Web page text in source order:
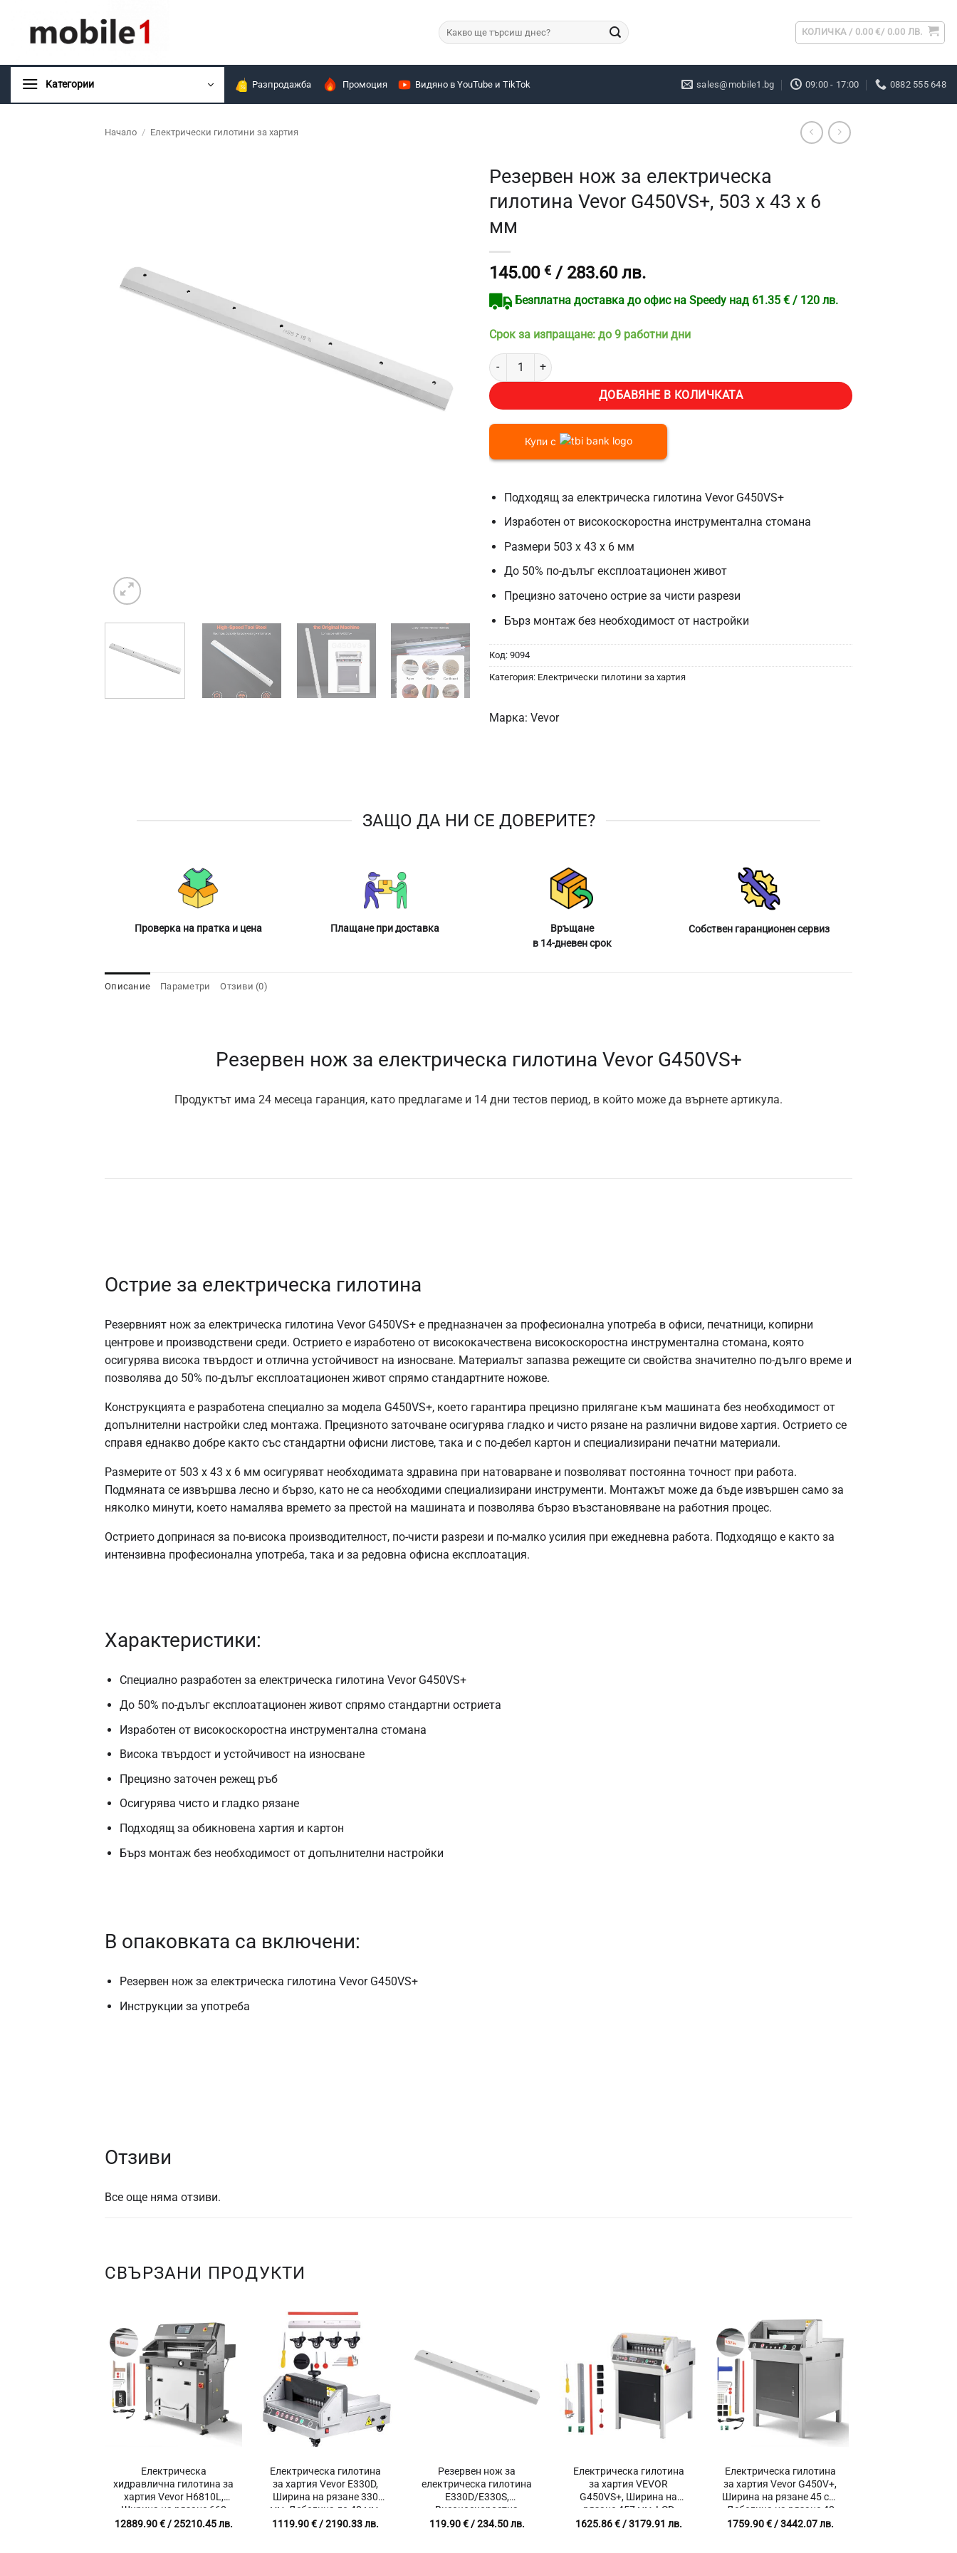
content
Търсене
за:
КОЛИЧКА / 0.00€/ 0.00 ЛВ.
Kатегории Разпродажба Промоция Видяно в YouTube и TikTok sales@mobile1.bg 09:00 - 17:00 0882 555 648
Начало / Електрически гилотини за хартия
Резервен нож за електрическа
гилотина Vevor G450VS+, 503 x 43 x 6
мм
145.00 € / 283.60 лв.
Безплатна доставка до офис на Speedy над 61.35 € / 120 лв.
Срок за изпращане: до 9 работни дни
количество за Резервен нож за електрическа гилотина Vevor G450VS+, 503 x 43 x 6 мм
ДОБАВЯНЕ В КОЛИЧКАТА
Купи с
Подходящ за електрическа гилотина Vevor G450VS+
Изработен от високоскоростна инструментална стомана
Размери 503 x 43 x 6 мм
До 50% по-дълъг експлоатационен живот
Прецизно заточено острие за чисти разрези
Бърз монтаж без необходимост от настройки
Код: 9094
Категория: Електрически гилотини за хартия
Марка: Vevor
ЗАЩО ДА НИ СЕ ДОВЕРИТЕ?
Проверка на пратка и цена Плащане при доставка
Връщане
в 14-дневен срок
Собствен гаранционен сервиз
Описание Параметри Отзиви (0)
Резервен нож за електрическа гилотина Vevor G450VS+
Продуктът има 24 месеца гаранция, като предлагаме и 14 дни тестов период, в който може да върнете артикула.
Острие за електрическа гилотина
Резервният нож за електрическа гилотина Vevor G450VS+ е предназначен за професионална употреба в офиси, печатници, копирни
центрове и производствени среди. Острието е изработено от висококачествена високоскоростна инструментална стомана, която
осигурява висока твърдост и отлична устойчивост на износване. Материалът запазва режещите си свойства значително по-дълго време и
позволява до 50% по-дълъг експлоатационен живот спрямо стандартните ножове.
Конструкцията е разработена специално за модела G450VS+, което гарантира прецизно прилягане към машината без необходимост от
допълнителни настройки след монтажа. Прецизното заточване осигурява гладко и чисто рязане на различни видове хартия. Острието се
справя еднакво добре както със стандартни офисни листове, така и с по-дебел картон и специализирани печатни материали.
Размерите от 503 x 43 x 6 мм осигуряват необходимата здравина при натоварване и позволяват постоянна точност при работа.
Подмяната се извършва лесно и бързо, като не са необходими специализирани инструменти. Монтажът може да бъде извършен само за
няколко минути, което намалява времето за престой на машината и позволява бързо възстановяване на работния процес.
Острието допринася за по-висока производителност, по-чисти разрези и по-малко усилия при ежедневна работа. Подходящо е както за
интензивна професионална употреба, така и за редовна офисна експлоатация.
Характеристики:
Специално разработен за електрическа гилотина Vevor G450VS+
До 50% по-дълъг експлоатационен живот спрямо стандартни остриета
Изработен от високоскоростна инструментална стомана
Висока твърдост и устойчивост на износване
Прецизно заточен режещ ръб
Осигурява чисто и гладко рязане
Подходящ за обикновена хартия и картон
Бърз монтаж без необходимост от допълнителни настройки
В опаковката са включени:
Резервен нож за електрическа гилотина Vevor G450VS+
Инструкции за употреба
Отзиви
Все още няма отзиви.
СВЪРЗАНИ ПРОДУКТИ
Електрическа
хидравлична гилотина за
хартия Vevor H6810L,
Ширина на рязане 660
мм, Дебелина на рязане
12889.90€/ 25210.45 лв.
Електрическа гилотина
за хартия Vevor E330D,
Ширина на рязане 330
мм, Дебелина до 40 мм,
Инфрачервена защита
1119.90€/ 2190.33 лв.
Резервен нож за
електрическа гилотина
E330D/E330S,
Високоскоростна
инструментална стомана,
119.90€/ 234.50 лв.
Електрическа гилотина
за хартия VEVOR
G450VS+, Ширина на
рязане 457 мм, LCD
дисплей, Инфрачервено
1625.86€/ 3179.91 лв.
Електрическа гилотина
за хартия Vevor G450V+,
Ширина на рязане 45 см,
Дебелина на рязане 40
мм, Инфрачервена
1759.90€/ 3442.07 лв.